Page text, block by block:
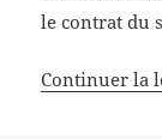
le contrat du
Continuer la